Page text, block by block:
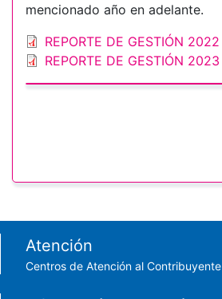
mencionado año en adelante.
REPORTE DE GESTIÓN 2022
REPORTE DE GESTIÓN 2023
Footer menu
Atención
Centros de Atención al Contribuyente